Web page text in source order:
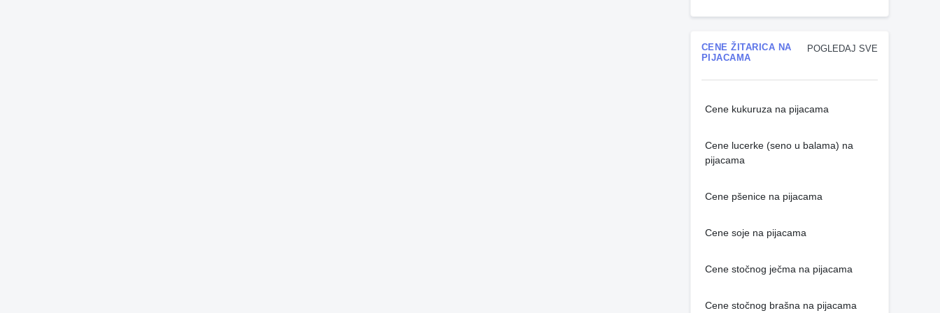
POGLEDAJ SVE
CENE ŽITARICA NA
PIJACAMA
Cene kukuruza na pijacama
Cene lucerke (seno u balama) na
pijacama
Cene pšenice na pijacama
Cene soje na pijacama
Cene stočnog ječma na pijacama
Cene stočnog brašna na pijacama